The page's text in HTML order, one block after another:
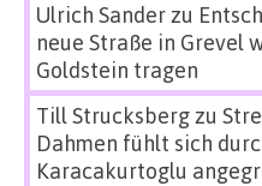
Ulrich Sanderzu
neue Straße in Grevel
Goldstein tragen
Till Strucksbergzu
Dahmen fühlt sich
Karacakurtoglu